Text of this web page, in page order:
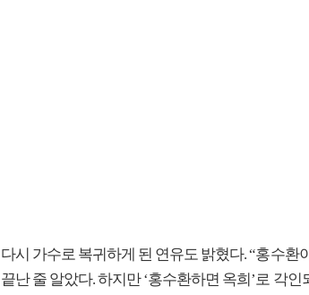
다시 가수로 복귀하게 된 연유도 밝혔다. “홍수환
끝난 줄 알았다. 하지만 ‘홍수환하면 옥희’로 각